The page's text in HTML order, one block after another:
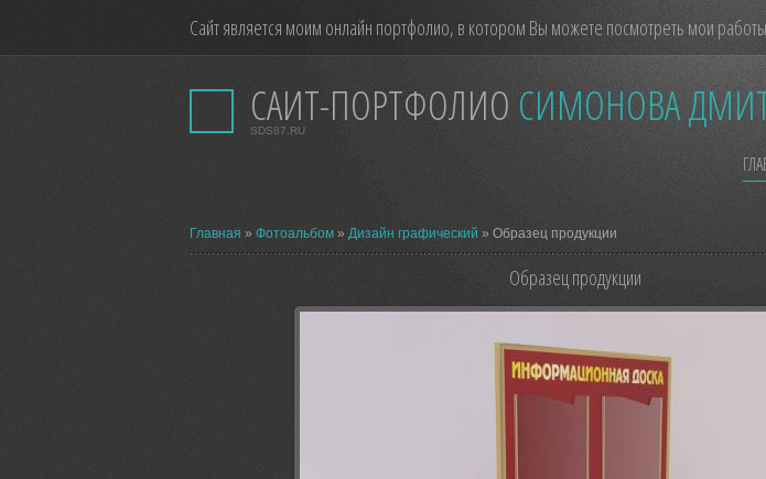
Сайт является моим онлайн портфолио, в котором Вы можете посмотреть мои
САЙТ-ПОРТФОЛИО СИМОНОВА
SDS87.RU
Главная » Фотоальбом » Дизайн графический » Образец продукции
Образец продукции